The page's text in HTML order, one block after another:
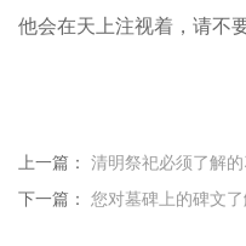
他会在天上注视着，请不
上一篇： 清明祭祀必须了解
下一篇： 您对墓碑上的碑文了